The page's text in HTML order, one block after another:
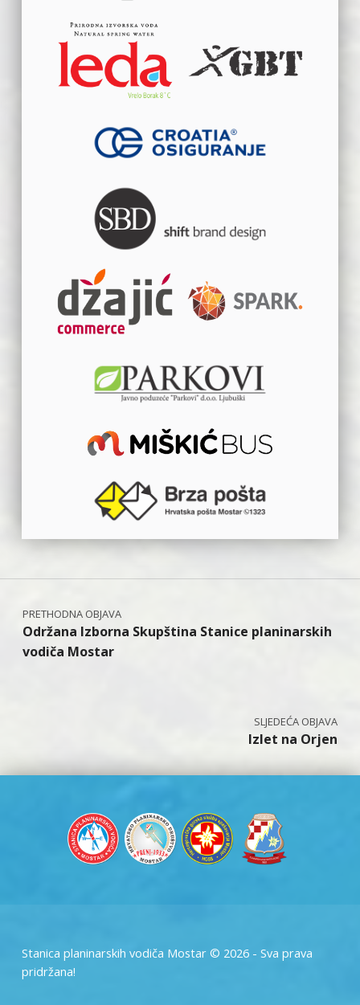
Navigacija objava
Održana Izborna Skupština Stanice planinarskih
vodiča Mostar
Izlet na Orjen
Stanica planinarskih vodiča Mostar © 2026 - Sva prava
pridržana!